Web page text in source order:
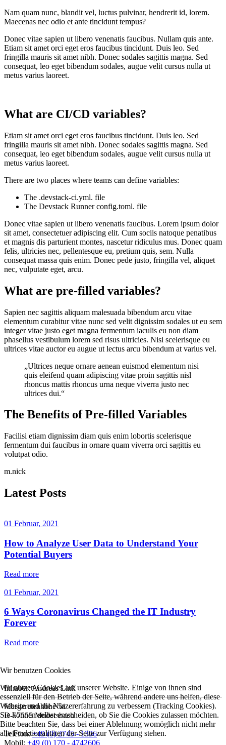
Nam quam nunc, blandit vel, luctus pulvinar, hendrerit id, lorem.
Maecenas nec odio et ante tincidunt tempus?
Donec vitae sapien ut libero venenatis faucibus. Nullam quis ante.
Etiam sit amet orci eget eros faucibus tincidunt. Duis leo. Sed
fringilla mauris sit amet nibh. Donec sodales sagittis magna. Sed
consequat, leo eget bibendum sodales, augue velit cursus nulla ut
metus varius laoreet.
What are CI/CD variables?
Etiam sit amet orci eget eros faucibus tincidunt. Duis leo. Sed
fringilla mauris sit amet nibh. Donec sodales sagittis magna. Sed
consequat, leo eget bibendum sodales, augue velit cursus nulla ut
metus varius laoreet.
There are two places where teams can define variables:
The .devstack-ci.yml. file
The Devstack Runner config.toml. file
Donec vitae sapien ut libero venenatis faucibus. Lorem ipsum dolor
sit amet, consectetuer adipiscing elit. Cum sociis natoque penatibus
et magnis dis parturient montes, nascetur ridiculus mus. Donec quam
felis, ultricies nec, pellentesque eu, pretium quis, sem. Nulla
consequat massa quis enim. Donec pede justo, fringilla vel, aliquet
nec, vulputate eget, arcu.
What are pre-filled variables?
Sapien nec sagittis aliquam malesuada bibendum arcu vitae
elementum curabitur vitae nunc sed velit dignissim sodales ut eu sem
integer vitae justo eget magna fermentum iaculis eu non diam
phasellus vestibulum lorem sed risus ultricies. Nisi scelerisque eu
ultrices vitae auctor eu augue ut lectus arcu bibendum at varius vel.
„Ultrices neque ornare aenean euismod elementum nisi
quis eleifend quam adipiscing vitae proin sagittis nisl
rhoncus mattis rhoncus urna neque viverra justo nec
ultrices dui.“
The Benefits of Pre-filled Variables
Facilisi etiam dignissim diam quis enim lobortis scelerisque
fermentum dui faucibus in ornare quam viverra orci sagittis eu
volutpat odio.
m.nick
Latest Posts
01 Februar, 2021
How to Analyze User Data to Understand Your
Potential Buyers
Read more
01 Februar, 2021
6 Ways Coronavirus Changed the IT Industry
Forever
Read more
Inhaber: Andreas Link
Margaretenhöhe 5a
D-57555 Mudersbach
Telefon:+49 (0) 2745 - 1396
Mobil: +49 (0) 170 - 4742606
Wir benutzen Cookies
Wir nutzen Cookies auf unserer Website. Einige von ihnen sind
essenziell für den Betrieb der Seite, während andere uns helfen, diese
Website und die Nutzererfahrung zu verbessern (Tracking Cookies).
Sie können selbst entscheiden, ob Sie die Cookies zulassen möchten.
Bitte beachten Sie, dass bei einer Ablehnung womöglich nicht mehr
alle Funktionalitäten der Seite zur Verfügung stehen.